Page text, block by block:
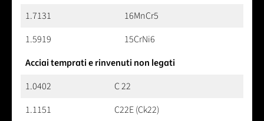
1.7131
16MnCr5
1.5919
15CrNi6
Acciai temprati e rinvenuti non legati
1.0402
C 22
1.1151
C22E (Ck22)